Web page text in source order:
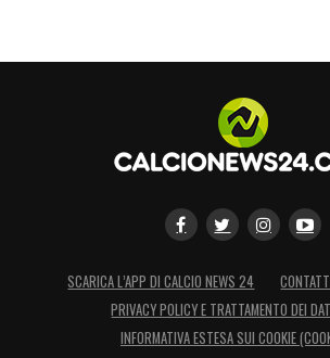
SCARICA L’APP DI CALCIO NEWS 24
PRIVACY POLICY E TRATTAMENTO DEI
INFORMATIVA ESTESA SUI COOKIE